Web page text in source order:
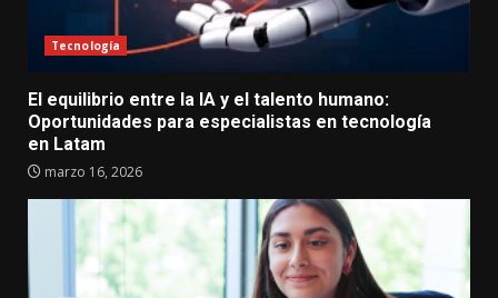
Tecnología
El equilibrio entre la IA y el talento humano:
Oportunidades para especialistas en tecnología
en Latam
marzo 16, 2026